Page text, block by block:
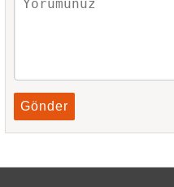
Gönder